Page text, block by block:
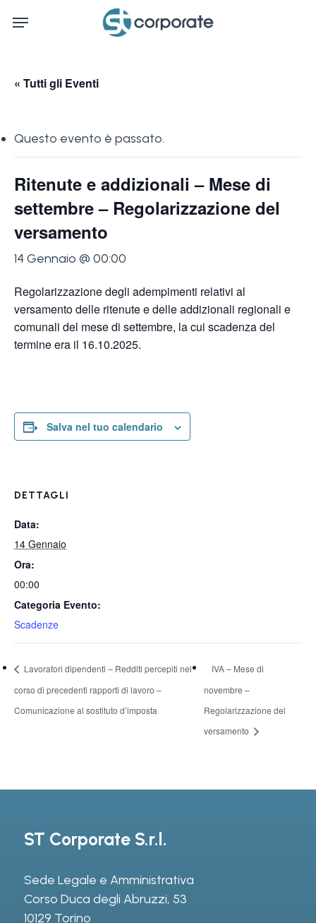
Menu
« Tutti gli Eventi
Questo evento è passato.
Ritenute e addizionali – Mese di
settembre – Regolarizzazione del
versamento
14 Gennaio @ 00:00
Regolarizzazione degli adempimenti relativi al
versamento delle ritenute e delle addizionali regionali e
comunali del mese di settembre, la cui scadenza del
termine era il 16.10.2025.
Salva nel tuo calendario
DETTAGLI
Data:
14 Gennaio
Ora:
00:00
Categoria Evento:
Scadenze
Lavoratori dipendenti – Redditi percepiti nel
corso di precedenti rapporti di lavoro –
Comunicazione al sostituto d’imposta
IVA – Mese di
novembre –
Regolarizzazione del
versamento
ST Corporate S.r.l.
Sede Legale e Amministrativa
Corso Duca degli Abruzzi, 53
10129 Torino